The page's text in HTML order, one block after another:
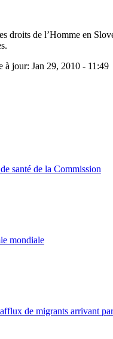
droits de l’Homme en
à jour: Jan 29, 2010 - 11:49
santé de la Commission
mondiale
de migrants arrivant